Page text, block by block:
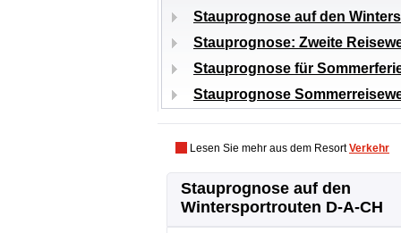
Stauprognose auf den
Stauprognose: Zweite
Stauprognose für
Stauprognose
Lesen Sie mehr aus dem ResortVerkehr
Stauprognose auf den
Wintersportrouten D-A-CH